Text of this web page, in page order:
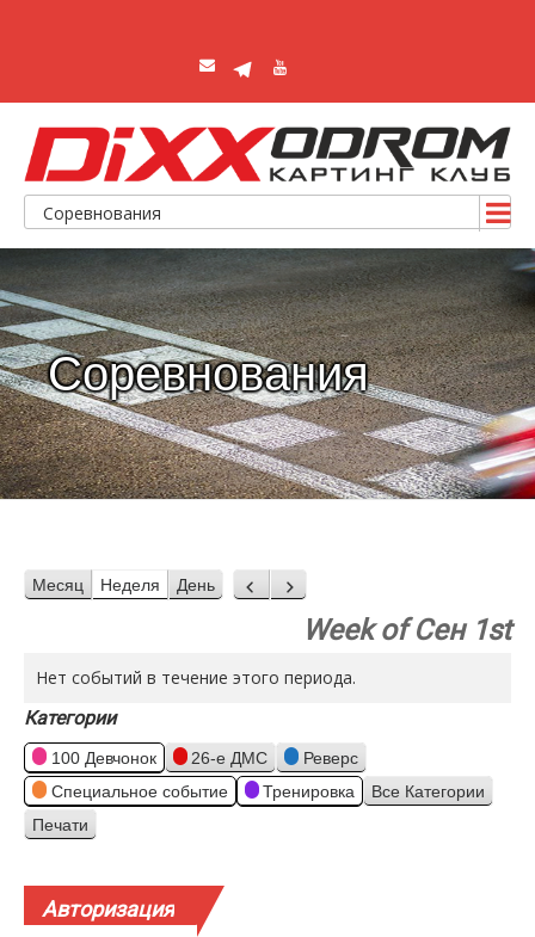
Соревнования
Соревнования
Месяц Неделя День Назад
Вперед
Week of Сен 1st
Нет событий в течение этого периода.
Категории
100 Девчонок 26-е ДМС
Реверс
Специальное событие
Тренировка Все Категории
Просмотр
Печати
Авторизация